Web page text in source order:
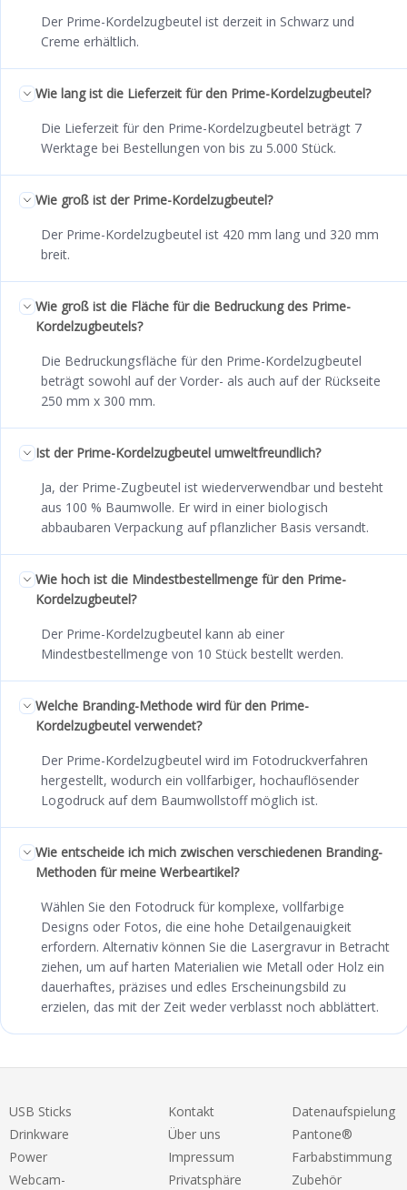
Der Prime-Kordelzugbeutel ist derzeit in Schwarz und
Creme erhältlich.
Wie lang ist die Lieferzeit für den Prime-Kordelzugbeutel?
Die Lieferzeit für den Prime-Kordelzugbeutel beträgt 7
Werktage bei Bestellungen von bis zu 5.000 Stück.
Wie groß ist der Prime-Kordelzugbeutel?
Der Prime-Kordelzugbeutel ist 420 mm lang und 320 mm
breit.
Wie groß ist die Fläche für die Bedruckung des Prime-
Kordelzugbeutels?
Die Bedruckungsfläche für den Prime-Kordelzugbeutel
beträgt sowohl auf der Vorder- als auch auf der Rückseite
250 mm x 300 mm.
Ist der Prime-Kordelzugbeutel umweltfreundlich?
Ja, der Prime-Zugbeutel ist wiederverwendbar und besteht
aus 100 % Baumwolle. Er wird in einer biologisch
abbaubaren Verpackung auf pflanzlicher Basis versandt.
Wie hoch ist die Mindestbestellmenge für den Prime-
Kordelzugbeutel?
Der Prime-Kordelzugbeutel kann ab einer
Mindestbestellmenge von 10 Stück bestellt werden.
Welche Branding-Methode wird für den Prime-
Kordelzugbeutel verwendet?
Der Prime-Kordelzugbeutel wird im Fotodruckverfahren
hergestellt, wodurch ein vollfarbiger, hochauflösender
Logodruck auf dem Baumwollstoff möglich ist.
Wie entscheide ich mich zwischen verschiedenen Branding-
Methoden für meine Werbeartikel?
Wählen Sie den Fotodruck für komplexe, vollfarbige
Designs oder Fotos, die eine hohe Detailgenauigkeit
erfordern. Alternativ können Sie die Lasergravur in Betracht
ziehen, um auf harten Materialien wie Metall oder Holz ein
dauerhaftes, präzises und edles Erscheinungsbild zu
erzielen, das mit der Zeit weder verblasst noch abblättert.
USB Sticks
Drinkware
Power
Webcam-
Kontakt
Über uns
Impressum
Privatsphäre
Datenaufspielung
Pantone®
Farbabstimmung
Zubehör